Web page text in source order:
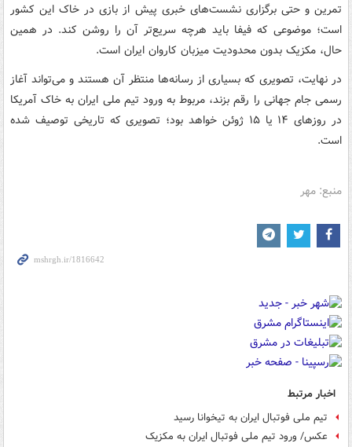
تمرین و حتی برگزاری نشست‌های خبری پیش از بازی در خاک این کشور
است؛ موضوعی که فیفا باید هرچه سریع‌تر آن را روشن کند. در همین
حال، مکزیک بدون محدودیت میزبان کاروان ایران است.
در نهایت، تصویری که بسیاری از رسانه‌ها منتظر آن هستند و می‌تواند آغاز
رسمی جام جهانی را رقم بزند، مربوط به ورود تیم ملی ایران به خاک آمریکا
در روزهای ۱۴ یا ۱۵ ژوئن خواهد بود؛ تصویری که تاریخی توصیف شده
است.
منبع: مهر
اخبار مرتبط
تیم ملی فوتبال ایران به تیخوانا رسید
عکس/ ورود تیم ملی فوتبال ایران به مکزیک